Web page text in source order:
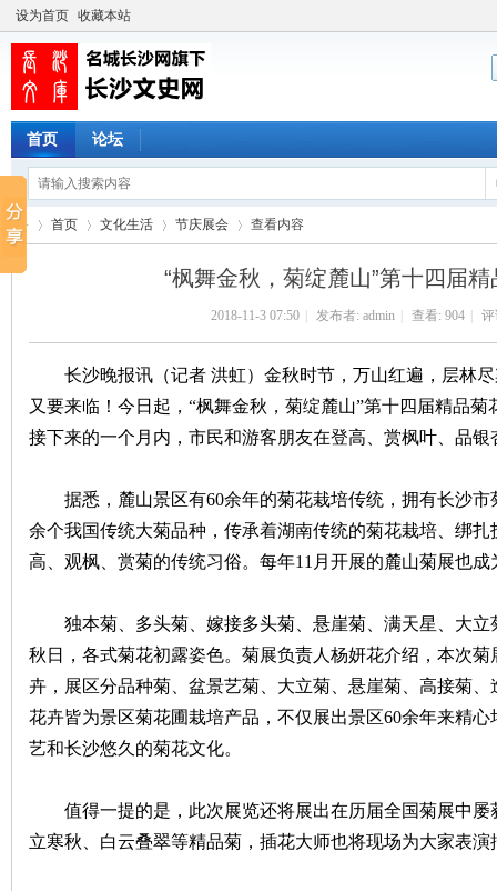
设为首页 收藏本站
首页 论坛
首页 文化生活 节庆展会
›
查看内容
“枫舞金秋，菊绽麓山”第十四届
2018-11-3 07:50 发布者: admin 查看: 904 评
长沙晚报讯（记者 洪虹）金秋时节，万山红遍，层林尽
又要来临！今日起，“枫舞金秋，菊绽麓山”第十四届精品
接下来的一个月内，市民和游客朋友在登高、赏枫叶、品
据悉，麓山景区有60余年的菊花栽培传统，拥有长沙市
余个我国传统大菊品种，传承着湖南传统的菊花栽培、绑
高、观枫、赏菊的传统习俗。每年11月开展的麓山菊展也
独本菊、多头菊、嫁接多头菊、悬崖菊、满天星、大
秋日，各式菊花初露姿色。菊展负责人杨妍花介绍，本次
卉，展区分品种菊、盆景艺菊、大立菊、悬崖菊、高接菊
花卉皆为景区菊花圃栽培产品，不仅展出景区60余年来精
艺和长沙悠久的菊花文化。
值得一提的是，此次展览还将展出在历届全国菊展中屡
立寒秋、白云叠翠等精品菊，插花大师也将现场为大家表演